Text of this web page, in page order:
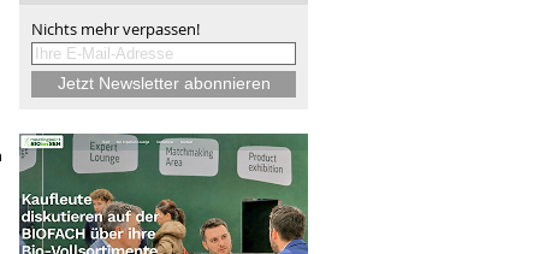
Nichts mehr verpassen!